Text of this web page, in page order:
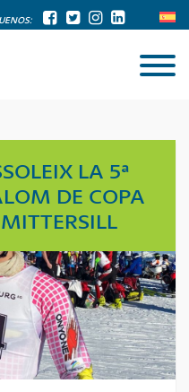
LA 5ª
DE COPA